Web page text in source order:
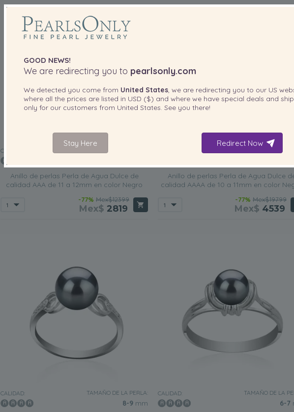
CALIDAD: TAMAÑO DE LA PERLA:
Anillo de perlas Perla de Agua Dulce de
calidad AAA de 11 a 12mm en color Negro
-77% Mex$12399
Mex$ 2819
TAMAÑO DE LA
Anillo de perlas Perla de Agua Dulce
calidad AAAA de 10 a 11mm en color
-77% Mex$19799
Mex$ 4539
CALIDAD: TAMAÑO DE LA PERLA:
8-9 mm
CALIDAD: TAMAÑO DE LA
6-7
GOOD NEWS!
We are redirecting you to pearlsonly.com
We detected you come from United States, we are redirecting you to our US
where all the prices are listed in USD ($) and where we have special deals and
only for our customers from United States. See you there!
Stay Here Redirect Now